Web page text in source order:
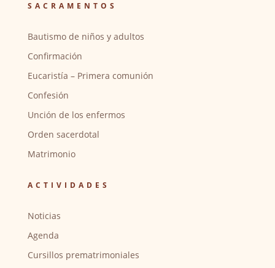
SACRAMENTOS
Bautismo de niños y adultos
Confirmación
Eucaristía – Primera comunión
Confesión
Unción de los enfermos
Orden sacerdotal
Matrimonio
ACTIVIDADES
Noticias
Agenda
Cursillos prematrimoniales